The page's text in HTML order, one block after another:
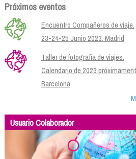
Próximos eventos
Encuentro Compañeros de viaje.
23-24-25 Junio 2023. Madrid
Taller de fotografía de viajes.
Calendario de 2023
Barcelona
Usuario Colaborador